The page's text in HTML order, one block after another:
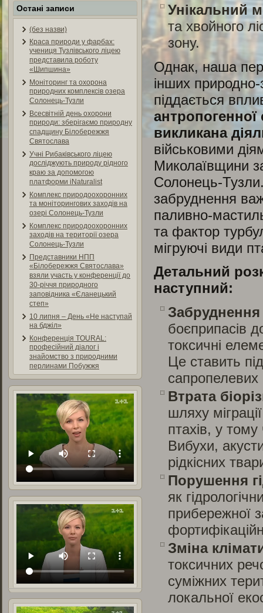
Остані записи
(без назви)
Краса природи у фарбах:
учениця Тузлівського ліцею
представила роботу
«Шипшина»
Моніторинг та охорона
природних комплексів озера
Солонець-Тузли
Всесвітній день охорони
природи: зберігаємо природну
спадщину Білобережжя
Святослава
Учні Рибаківського ліцею
досліджують природу рідного
краю за допомогою
платформи iNaturalist
Комплекс природоохоронних
та моніторингових заходів на
озері Солонець-Тузли
Комплекс природоохоронних
заходів на території озера
Солонець-Тузли
Представники НПП
«Білобережжя Святослава»
взяли участь у конференції до
30-річчя природного
заповідника «Єланецький
степ»
10 липня – День «Не наступай
на бджіл»
Конференція TOURAL:
професійний діалог і
знайомство з природними
перлинами Побужжя
Унікальний
та хвойного
зону.
Однак, наша
інших природно-
піддається
антропогенної
викликана
військовими
Миколаївщини
Солонець-
забруднення
паливно-
та фактор
мігруючі види
Детальний
наступний:
Забруднення
боєприпасів
токсичні
Це ставить
сапропелевих
Втрата
шляху
птахів, у
Вибухи,
рідкісних
Порушення
як
прибережної
Зміна
токсичних
суміжних
локальної